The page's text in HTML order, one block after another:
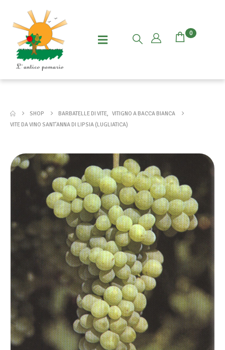
0
SHOP BARBATELLE DI VITE, VITIGNO A BACCA BIANCA
VITE DA VINO SANT’ANNA DI LIPSIA (LUGLIATICA)